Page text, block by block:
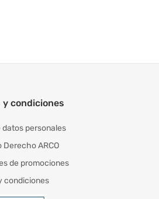
y condiciones
datos personales
Derecho ARCO
de promociones
condiciones